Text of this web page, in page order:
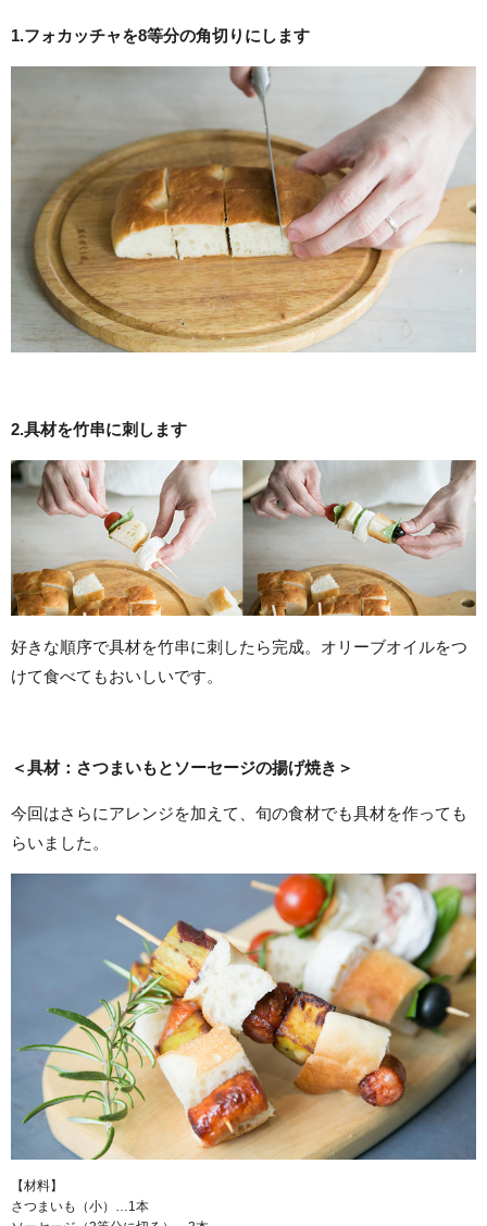
1.フォカッチャを8等分の角切りにします
2.具材を竹串に刺します
好きな順序で具材を竹串に刺したら完成。オリーブオイルをつ
けて食べてもおいしいです。
＜具材：さつまいもとソーセージの揚げ焼き＞
今回はさらにアレンジを加えて、旬の食材でも具材を作っても
らいました。
【材料】
さつまいも（小）…1本